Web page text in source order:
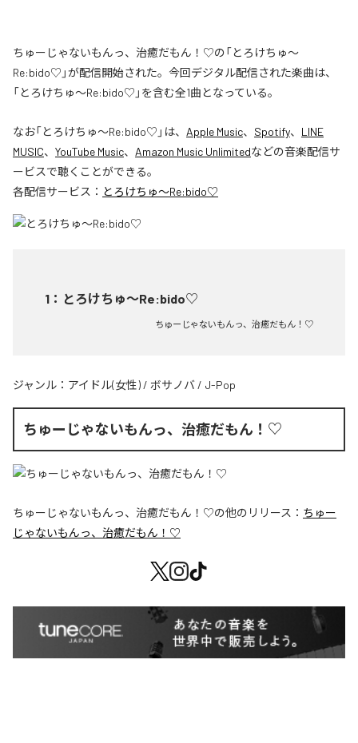
ちゅーじゃないもんっ、治癒だもん！♡の「とろけちゅ〜
Re:bido♡」が配信開始された。今回デジタル配信された楽曲は、
「とろけちゅ〜Re:bido♡」を含む全1曲となっている。
なお「とろけちゅ〜Re:bido♡ 」は、 Apple Music、 Spotify、 LINE
MUSIC、 YouTube Music、 Amazon Music Unlimitedなどの音楽配信サ
ービスで聴くことができる。
各配信サービス： とろけちゅ〜Re:bido♡
1 ： とろけちゅ〜Re:bido♡
ちゅーじゃないもんっ、治癒だもん！♡
ジャンル： アイドル(女性) / ボサノバ / J-Pop
ちゅーじゃないもんっ、治癒だもん！♡
ちゅーじゃないもんっ、治癒だもん！♡の他のリリース： ちゅー
じゃないもんっ、治癒だもん！♡